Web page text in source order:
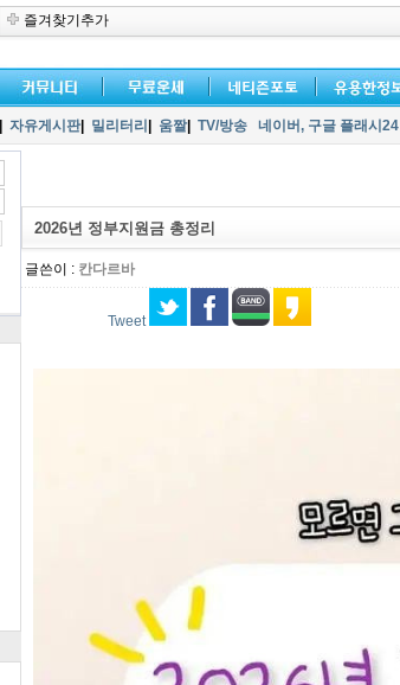
즐겨찾기추가
자유게시판| 밀리터리 움짤| TV/방송 네이버, 구글 플래시24
2026년 정부지원금 총정리
글쓴이 : 칸다르바
Tweet